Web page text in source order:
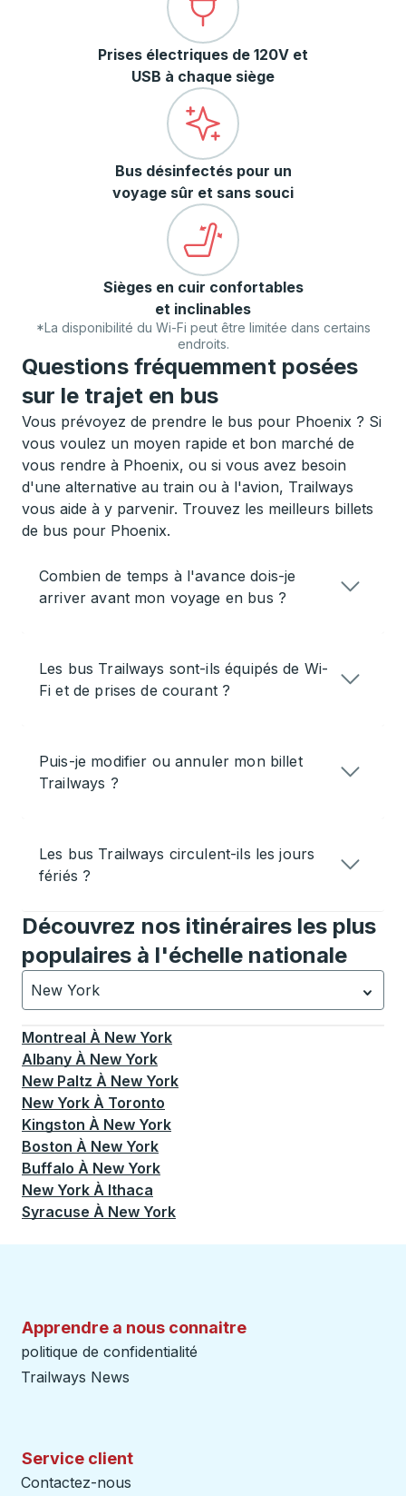
Prises électriques de 120V et
USB à chaque siège
Bus désinfectés pour un
voyage sûr et sans souci
Sièges en cuir confortables
et inclinables
*La disponibilité du Wi-Fi peut être limitée dans certains
endroits.
Questions fréquemment posées
sur le trajet en bus
Vous prévoyez de prendre le bus pour Phoenix ? Si
vous voulez un moyen rapide et bon marché de
vous rendre à Phoenix, ou si vous avez besoin
d'une alternative au train ou à l'avion, Trailways
vous aide à y parvenir. Trouvez les meilleurs billets
de bus pour Phoenix.
Combien de temps à l'avance dois-je
arriver avant mon voyage en bus ?
Les bus Trailways sont-ils équipés de Wi-
Fi et de prises de courant ?
Puis-je modifier ou annuler mon billet
Trailways ?
Les bus Trailways circulent-ils les jours
fériés ?
Découvrez nos itinéraires les plus
populaires à l'échelle nationale
New York
Actuellement sélectionné: New York.La sélection est
Montreal À New York
Albany À New York
New Paltz À New York
New York À Toronto
Kingston À New York
Boston À New York
Buffalo À New York
New York À Ithaca
Syracuse À New York
Apprendre a nous connaitre
politique de confidentialité
Trailways News
Service client
Contactez-nous